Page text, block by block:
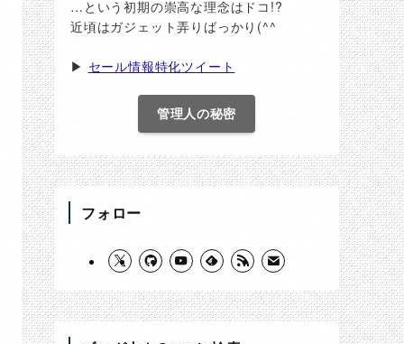
…という初期の崇高な理念はドコ!?
近頃はガジェット弄りばっかり(^^ゞ
▶ セール情報特化ツイート
管理人の秘密
フォロー